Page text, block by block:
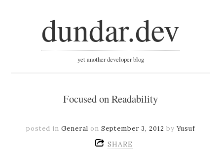
dundar.dev
yet another developer blog
Focused on Readability
posted in General on September 3, 2012 by Yusuf
SHARE